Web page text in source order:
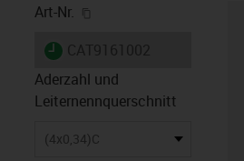
Art-Nr.
igus-icon-lieferzeit
Aderzahl und
Leiternennquerschnitt
(4x0,34)C